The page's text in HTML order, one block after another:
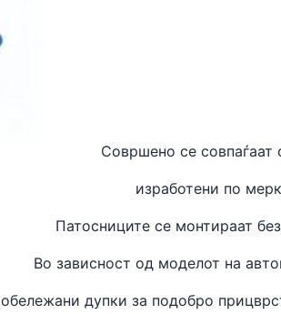
Совршено се совпаѓаат
изработени по
Патосниците се монтираат
Во зависност од моделот на
обележани дупки за подобро